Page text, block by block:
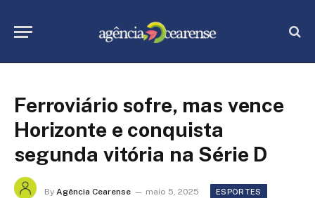
Ferroviário sofre, mas vence
Horizonte e conquista
segunda vitória na Série D
By Agência Cearense maio 5, 2025 ESPORTES